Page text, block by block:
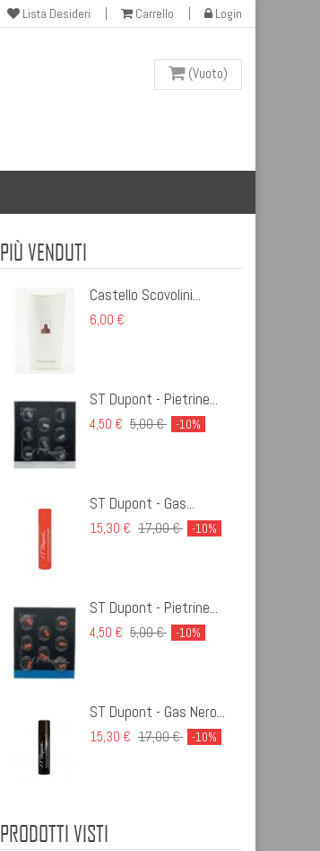
Lista Desideri Carrello Login
(Vuoto)
PIÙ VENDUTI
Castello Scovolini...
6,00 €
ST Dupont - Pietrine...
4,50 € 5,00 € -10%
ST Dupont - Gas...
15,30 € 17,00 € -10%
ST Dupont - Pietrine...
4,50 € 5,00 € -10%
ST Dupont - Gas Nero...
15,30 € 17,00 € -10%
PRODOTTI VISTI